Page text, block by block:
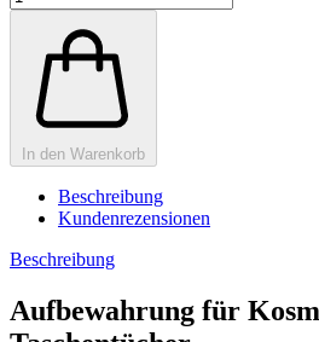
In den Warenkorb
Beschreibung
Kundenrezensionen
Beschreibung
Aufbewahrung für